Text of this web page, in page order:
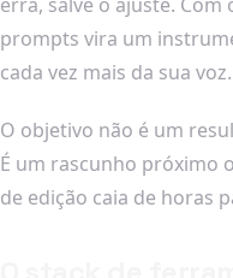
prompts vira um
cada vez mais da sua voz.
O objetivo não é um
É um rascunho próximo
de edição caia de horas